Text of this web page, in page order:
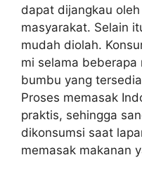
dapat dijangkau
masyarakat. Selain
mudah diolah.
mi selama beberapa
bumbu yang
Proses memasak
praktis, sehingga
dikonsumsi saat
memasak makanan